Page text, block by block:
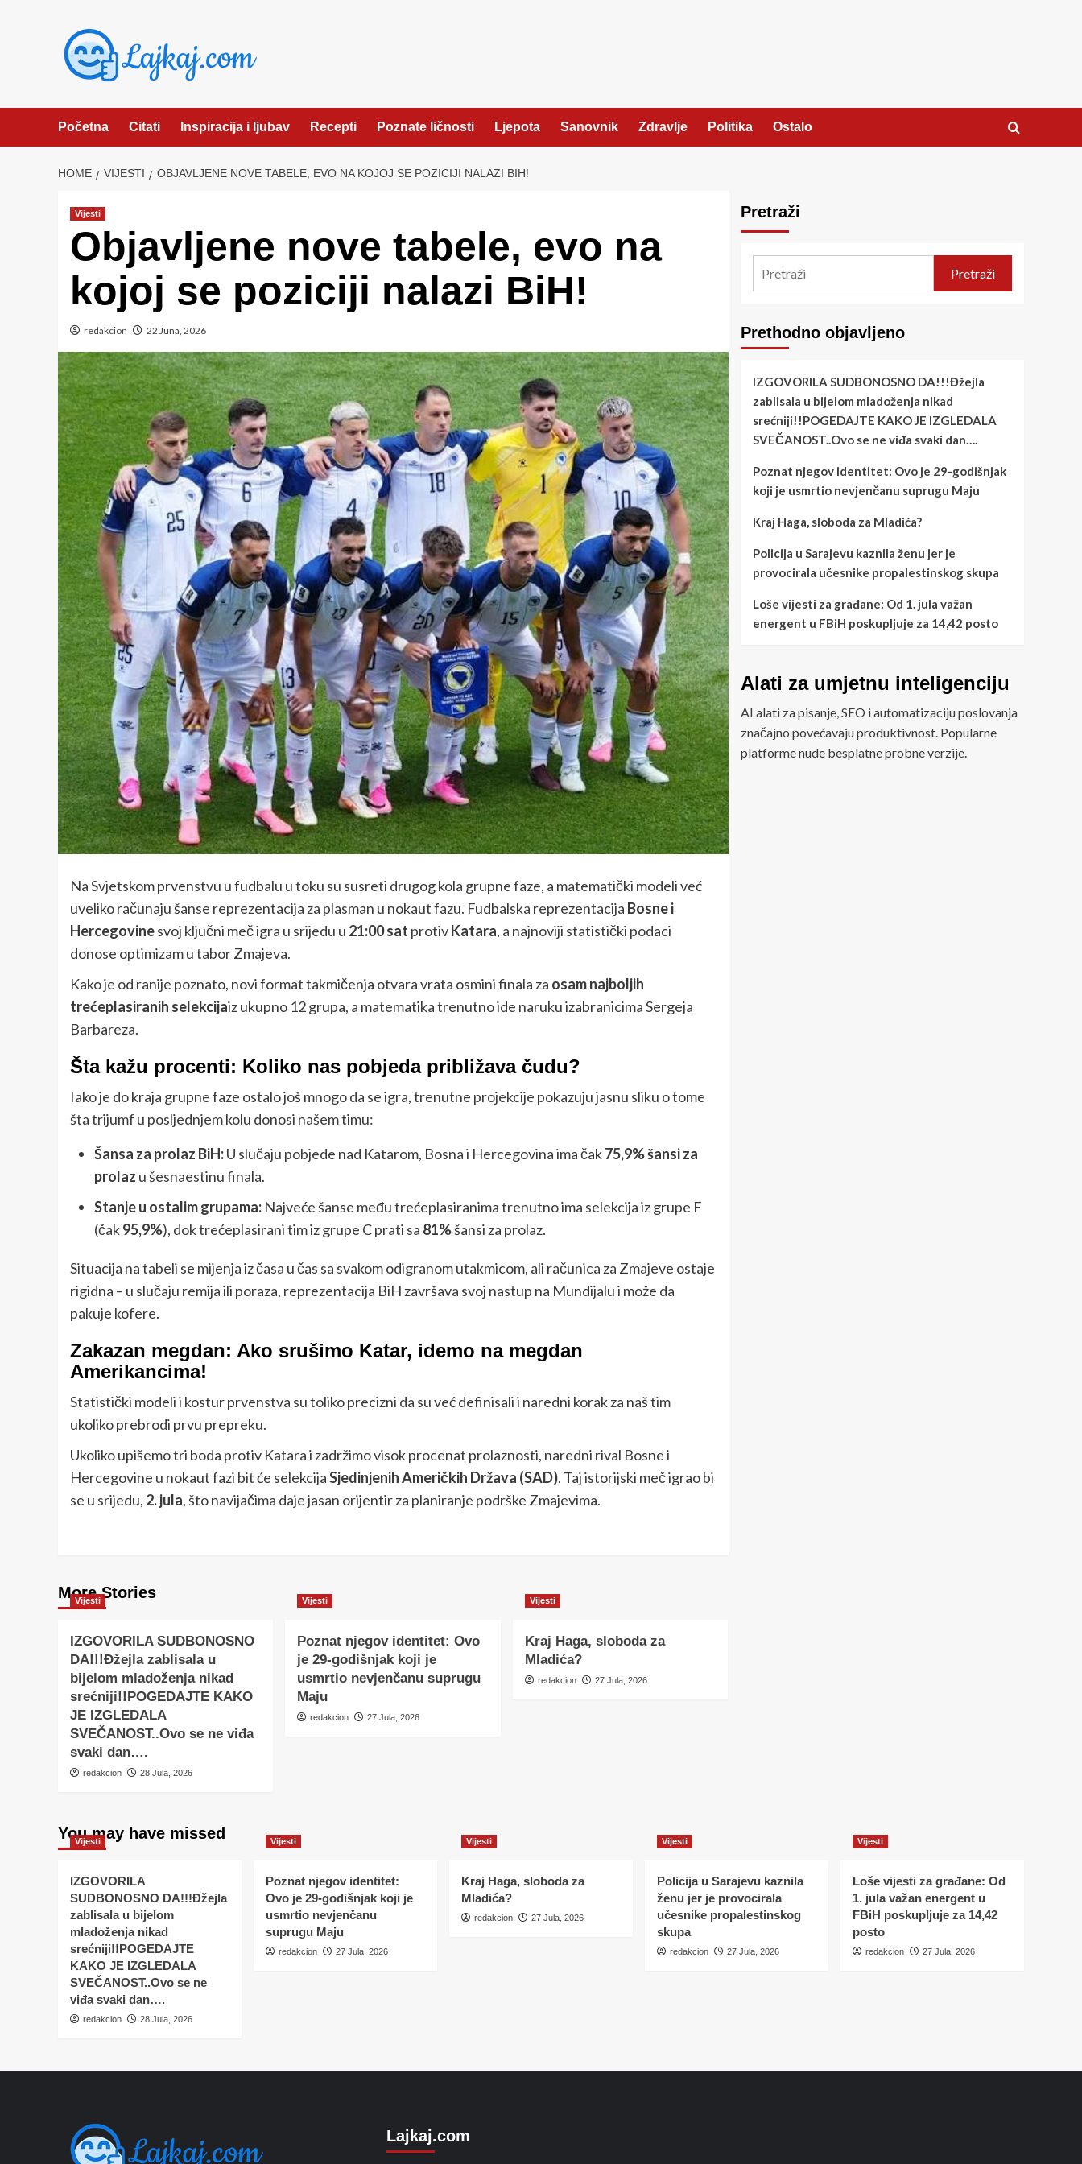
Početna Citati Inspiracija i ljubav Recepti Poznate ličnosti Ljepota Sanovnik Zdravlje Politika Ostalo
HOME VIJESTI OBJAVLJENE NOVE TABELE, EVO NA KOJOJ SE POZICIJI NALAZI BIH!
Vijesti
Objavljene nove tabele, evo na
kojoj se poziciji nalazi BiH!
redakcion 22 Juna, 2026
Na Svjetskom prvenstvu u fudbalu u toku su susreti drugog kola grupne faze, a matematički modeli već
uveliko računaju šanse reprezentacija za plasman u nokaut fazu. Fudbalska reprezentacija Bosne i
Hercegovinesvoj ključni meč igra u srijedu u 21:00 sat protivKatara, a najnoviji statistički podaci
donose optimizam u tabor Zmajeva.
Kako je od ranije poznato, novi format takmičenja otvara vrata osmini finala za osam najboljih
trećeplasiranih selekcijaiz ukupno 12 grupa, a matematika trenutno ide naruku izabranicima Sergeja
Barbareza.
Šta kažu procenti: Koliko nas pobjeda približava čudu?
Iako je do kraja grupne faze ostalo još mnogo da se igra, trenutne projekcije pokazuju jasnu sliku o tome
šta trijumf u posljednjem kolu donosi našem timu:
Šansa za prolaz BiH:U slučaju pobjede nad Katarom, Bosna i Hercegovina ima čak75,9% šansi za
prolaz u šesnaestinu finala.
Stanje u ostalim grupama: Najveće šanse među trećeplasiranima trenutno ima selekcija iz grupe F
(čak95,9%), dok trećeplasirani tim iz grupe C prati sa 81%šansi za prolaz.
Situacija na tabeli se mijenja iz časa u čas sa svakom odigranom utakmicom, ali računica za Zmajeve ostaje
rigidna – u slučaju remija ili poraza, reprezentacija BiH završava svoj nastup na Mundijalu i može da
pakuje kofere.
Zakazan megdan: Ako srušimo Katar, idemo na megdan
Amerikancima!
Statistički modeli i kostur prvenstva su toliko precizni da su već definisali i naredni korak za naš tim
ukoliko prebrodi prvu prepreku.
Ukoliko upišemo tri boda protiv Katara i zadržimo visok procenat prolaznosti, naredni rival Bosne i
Hercegovine u nokaut fazi bit će selekcijaSjedinjenih Američkih Država (SAD). Taj istorijski meč igrao bi
se u srijedu, 2. jula, što navijačima daje jasan orijentir za planiranje podrške Zmajevima.
More Stories
Vijesti
IZGOVORILA SUDBONOSNO
DA!!!Đžejla zablisala u
bijelom mladoženja nikad
srećniji!!POGEDAJTE KAKO
JE IZGLEDALA
SVEČANOST..Ovo se ne viđa
svaki dan….
redakcion 28 Jula, 2026
Vijesti
Poznat njegov identitet: Ovo
je 29-godišnjak koji je
usmrtio nevjenčanu suprugu
Maju
redakcion 27 Jula, 2026
Vijesti
Kraj Haga, sloboda za
Mladića?
redakcion 27 Jula, 2026
Pretraži
Pretraži
Prethodno objavljeno
IZGOVORILA SUDBONOSNO DA!!!Đžejla
zablisala u bijelom mladoženja nikad
srećniji!!POGEDAJTE KAKO JE IZGLEDALA
SVEČANOST..Ovo se ne viđa svaki dan….
Poznat njegov identitet: Ovo je 29-godišnjak
koji je usmrtio nevjenčanu suprugu Maju
Kraj Haga, sloboda za Mladića?
Policija u Sarajevu kaznila ženu jer je
provocirala učesnike propalestinskog skupa
Loše vijesti za građane: Od 1. jula važan
energent u FBiH poskupljuje za 14,42 posto
Alati za umjetnu inteligenciju
AI alati za pisanje, SEO i automatizaciju poslovanja
značajno povećavaju produktivnost. Popularne
platforme nude besplatne probne verzije.
You may have missed
Vijesti
IZGOVORILA
SUDBONOSNO DA!!!Đžejla
zablisala u bijelom
mladoženja nikad
srećniji!!POGEDAJTE
KAKO JE IZGLEDALA
SVEČANOST..Ovo se ne
viđa svaki dan….
redakcion 28 Jula, 2026
Vijesti
Poznat njegov identitet:
Ovo je 29-godišnjak koji je
usmrtio nevjenčanu
suprugu Maju
redakcion 27 Jula, 2026
Vijesti
Kraj Haga, sloboda za
Mladića?
redakcion 27 Jula, 2026
Vijesti
Policija u Sarajevu kaznila
ženu jer je provocirala
učesnike propalestinskog
skupa
redakcion 27 Jula, 2026
Vijesti
Loše vijesti za građane: Od
1. jula važan energent u
FBiH poskupljuje za 14,42
posto
redakcion 27 Jula, 2026
Lajkaj.com